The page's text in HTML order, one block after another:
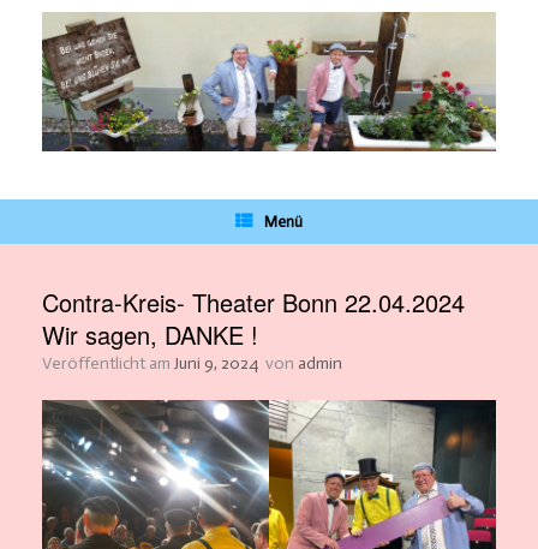
springen
Menü
Contra-Kreis- Theater Bonn 22.04.2024
Wir sagen, DANKE !
Veröffentlicht am Juni 9, 2024 von admin